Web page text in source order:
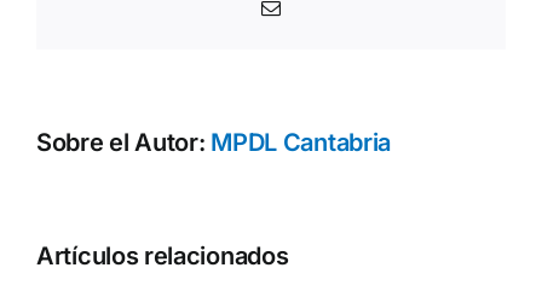
Correo
Sobre el Autor: MPDL Cantabria
Artículos relacionados